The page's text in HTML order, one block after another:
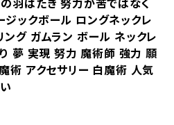
羽ばたき 努力が苦ではなく
ックボール ロングネックレ
グ ガムラン ボール ネックレ
夢 実現 努力 魔術師 強力 願
術 アクセサリー 白魔術 人気